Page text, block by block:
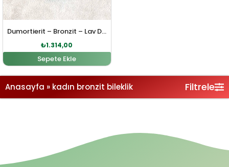
Dumortierit – Bronzit – Lav Doğal Taş Bileklik
₺1.314,00
Sepete Ekle
Anasayfa » kadın bronzit bileklik Filtrele